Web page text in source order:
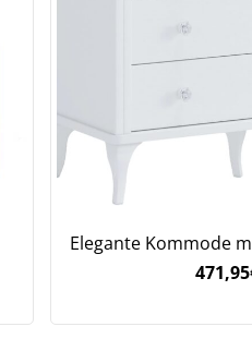
Elegante Kommode
471,95